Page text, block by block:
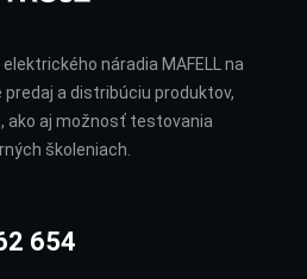
náradia MAFELL na
a distribúciu produktov,
ako aj možnosť testovania
školeniach.
654